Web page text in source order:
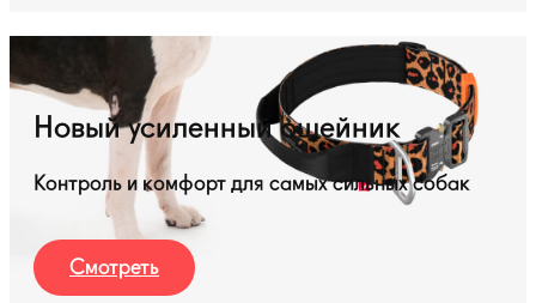
Новый усиленный ошейник
Контроль и комфорт для самых сильных собак
Смотреть